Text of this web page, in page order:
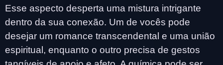
Esse aspecto desperta uma mistura intrigante
dentro da sua conexão. Um de vocês pode
desejar um romance transcendental e uma união
espiritual, enquanto o outro precisa de gestos